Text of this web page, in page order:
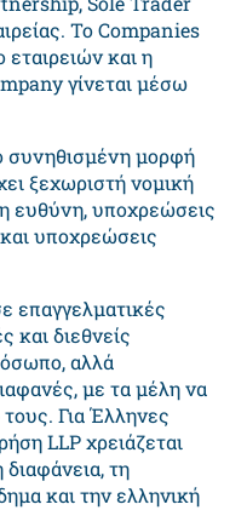
Το Companies
εταιρειών και η
γίνεται μέσω
συνηθισμένη μορφή
ξεχωριστή νομική
ευθύνη, υποχρεώσεις
υποχρεώσεις
επαγγελματικές
και διεθνείς
αλλά
με τα μέλη να
τους. Για Έλληνες
LLP χρειάζεται
τη
και την ελληνική